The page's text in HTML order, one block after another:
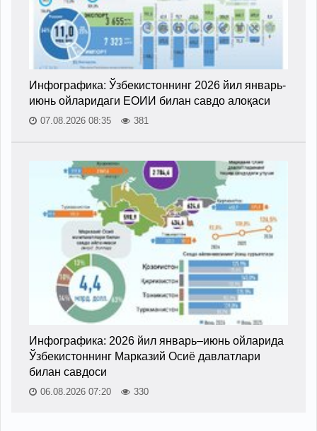
Инфографика: Ўзбекистоннинг 2026 йил январь-
июнь ойларидаги ЕОИИ билан савдо алоқаси
07.08.2026 08:35 381
Инфографика: 2026 йил январь–июнь ойларида
Ўзбекистоннинг Марказий Осиё давлатлари
билан савдоси
06.08.2026 07:20 330